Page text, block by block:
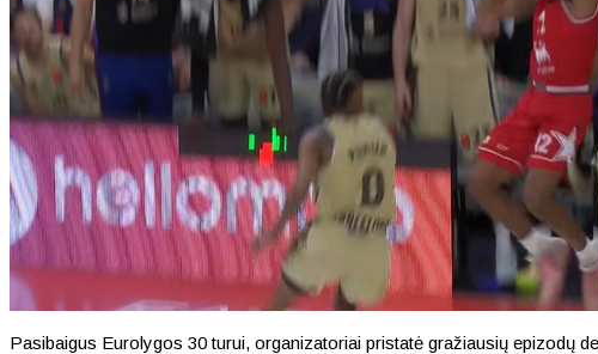
Pasibaigus Eurolygos 30 turui, organizatoriai pristatė gražiausių epizodų